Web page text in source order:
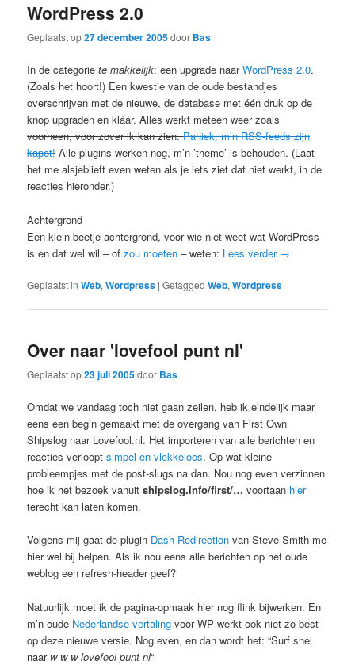
WordPress 2.0
Geplaatst op27 december 2005door Bas
In de categoriete makkelijk: een upgrade naarWordPress 2.0.
(Zoals het hoort!) Een kwestie van de oude bestandjes
overschrijven met de nieuwe, de database met één druk op de
knop upgraden en kláár.Alles werkt meteen weer zoals
voorheen, voor zover ik kan zien.Paniek: m’n RSS-feeds zijn
kapot! Alle plugins werken nog, m’n ’theme’ is behouden. (Laat
het me alsjeblieft even weten als je iets ziet dat niet werkt, in de
reacties hieronder.)
Achtergrond
Een klein beetje achtergrond, voor wie niet weet wat WordPress
is en dat wel wil – ofzou moeten – weten: Lees verder →
Geplaatst in Web,Wordpress |Getagged Web,Wordpress
Over naar 'lovefool punt nl'
Geplaatst op23 juli 2005door Bas
Omdat we vandaag toch niet gaan zeilen, heb ik eindelijk maar
eens een begin gemaakt met de overgang van First Own
Shipslog naar Lovefool.nl. Het importeren van alle berichten en
reacties verlooptsimpel en vlekkeloos. Op wat kleine
probleempjes met de post-slugs na dan. Nou nog even verzinnen
hoe ik het bezoek vanuitshipslog.info/first/… voortaan hier
terecht kan laten komen.
Volgens mij gaat de plugin Dash Redirection van Steve Smith me
hier wel bij helpen. Als ik nou eens alle berichten op het oude
weblog een refresh-header geef?
Natuurlijk moet ik de pagina-opmaak hier nog flink bijwerken. En
m’n oude Nederlandse vertaling voor WP werkt ook niet zo best
op deze nieuwe versie. Nog even, en dan wordt het: “Surf snel
naar w w w lovefool punt nl“